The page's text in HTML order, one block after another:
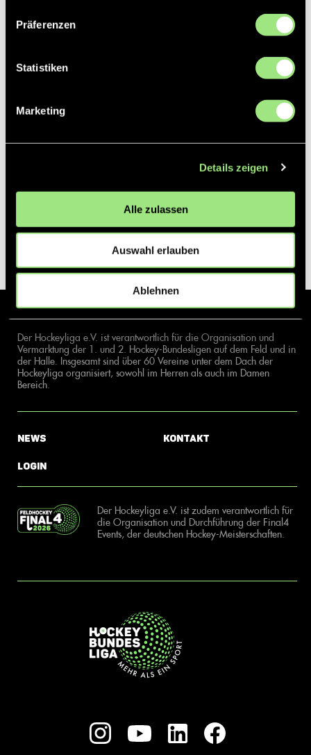
Präferenzen
Statistiken
Marketing
Details zeigen
Alle zulassen
Auswahl erlauben
Ablehnen
Partner
Der Hockeyliga e.V. ist verantwortlich für die Organisation und
Vermarktung der 1. und 2. Hockey-Bundesligen auf dem Feld und in
der Halle. Insgesamt sind über 60 Vereine unter dem Dach der
Hockeyliga organisiert, sowohl im Herren als auch im Damen
Bereich.
News
Login
Kontakt
Der Hockeyliga e.V. ist zudem verantwortlich für
die Organisation und Durchführung der Final4
Events, der deutschen Hockey-Meisterschaften.